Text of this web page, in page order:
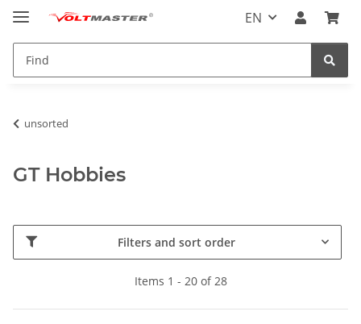
EN
unsorted
GT Hobbies
Filters and sort order
Items 1 - 20 of 28